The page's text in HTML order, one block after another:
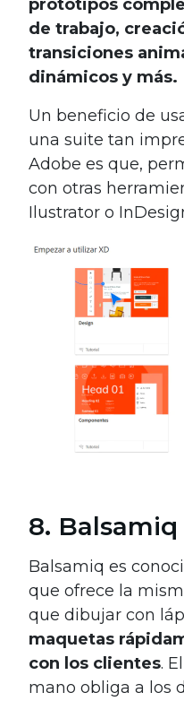
prototipos
de trabajo,
transiciones
dinámicos y más.
Un beneficio de
una suite tan
Adobe es que,
con otras
Ilustrator o
8. Balsamiq
Balsamiq es
que ofrece la
que dibujar con
maquetas
con los clientes.
mano obliga a los